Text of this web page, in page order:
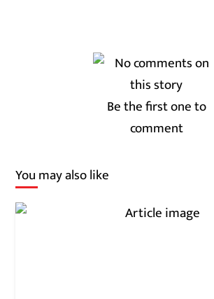
Be the first one to
comment
You may also like